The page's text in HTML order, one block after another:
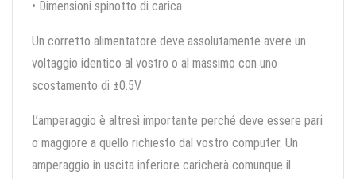
• Dimensioni spinotto di carica
Un corretto alimentatore deve assolutamente avere un
voltaggio identico al vostro o al massimo con uno
scostamento di ±0.5V.
L’amperaggio è altresì importante perché deve essere pari
o maggiore a quello richiesto dal vostro computer. Un
amperaggio in uscita inferiore caricherà comunque il